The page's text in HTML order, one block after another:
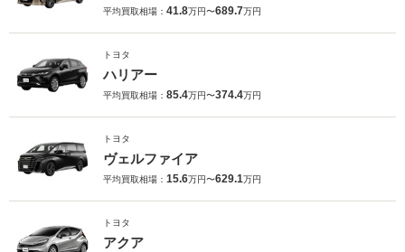
平均買取相場： 41.8万円〜689.7万円
トヨタ
ハリアー
平均買取相場： 85.4万円〜374.4万円
トヨタ
ヴェルファイア
平均買取相場： 15.6万円〜629.1万円
トヨタ
アクア